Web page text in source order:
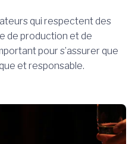
qui respectent des
de production et de
pour s’assurer que
et responsable.